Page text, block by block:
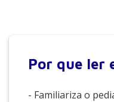
Por que ler
- Familiariza o